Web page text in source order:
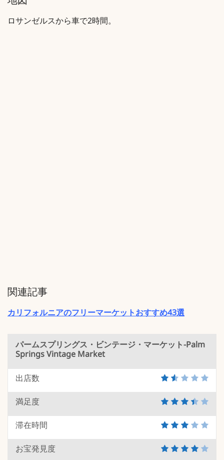
ロサンゼルスから車で2時間。
関連記事
カリフォルニアのフリーマーケットおすすめ43選
パームスプリングス・ビンテージ・マーケット-Palm
Springs Vintage Market
出店数
満足度
滞在時間
お宝発見度